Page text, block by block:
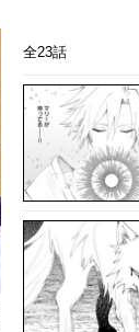
全23話